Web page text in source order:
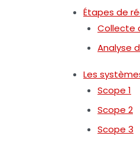
Étapes de
Collecte
Analyse
Les
Scope 1
Scope 2
Scope 3